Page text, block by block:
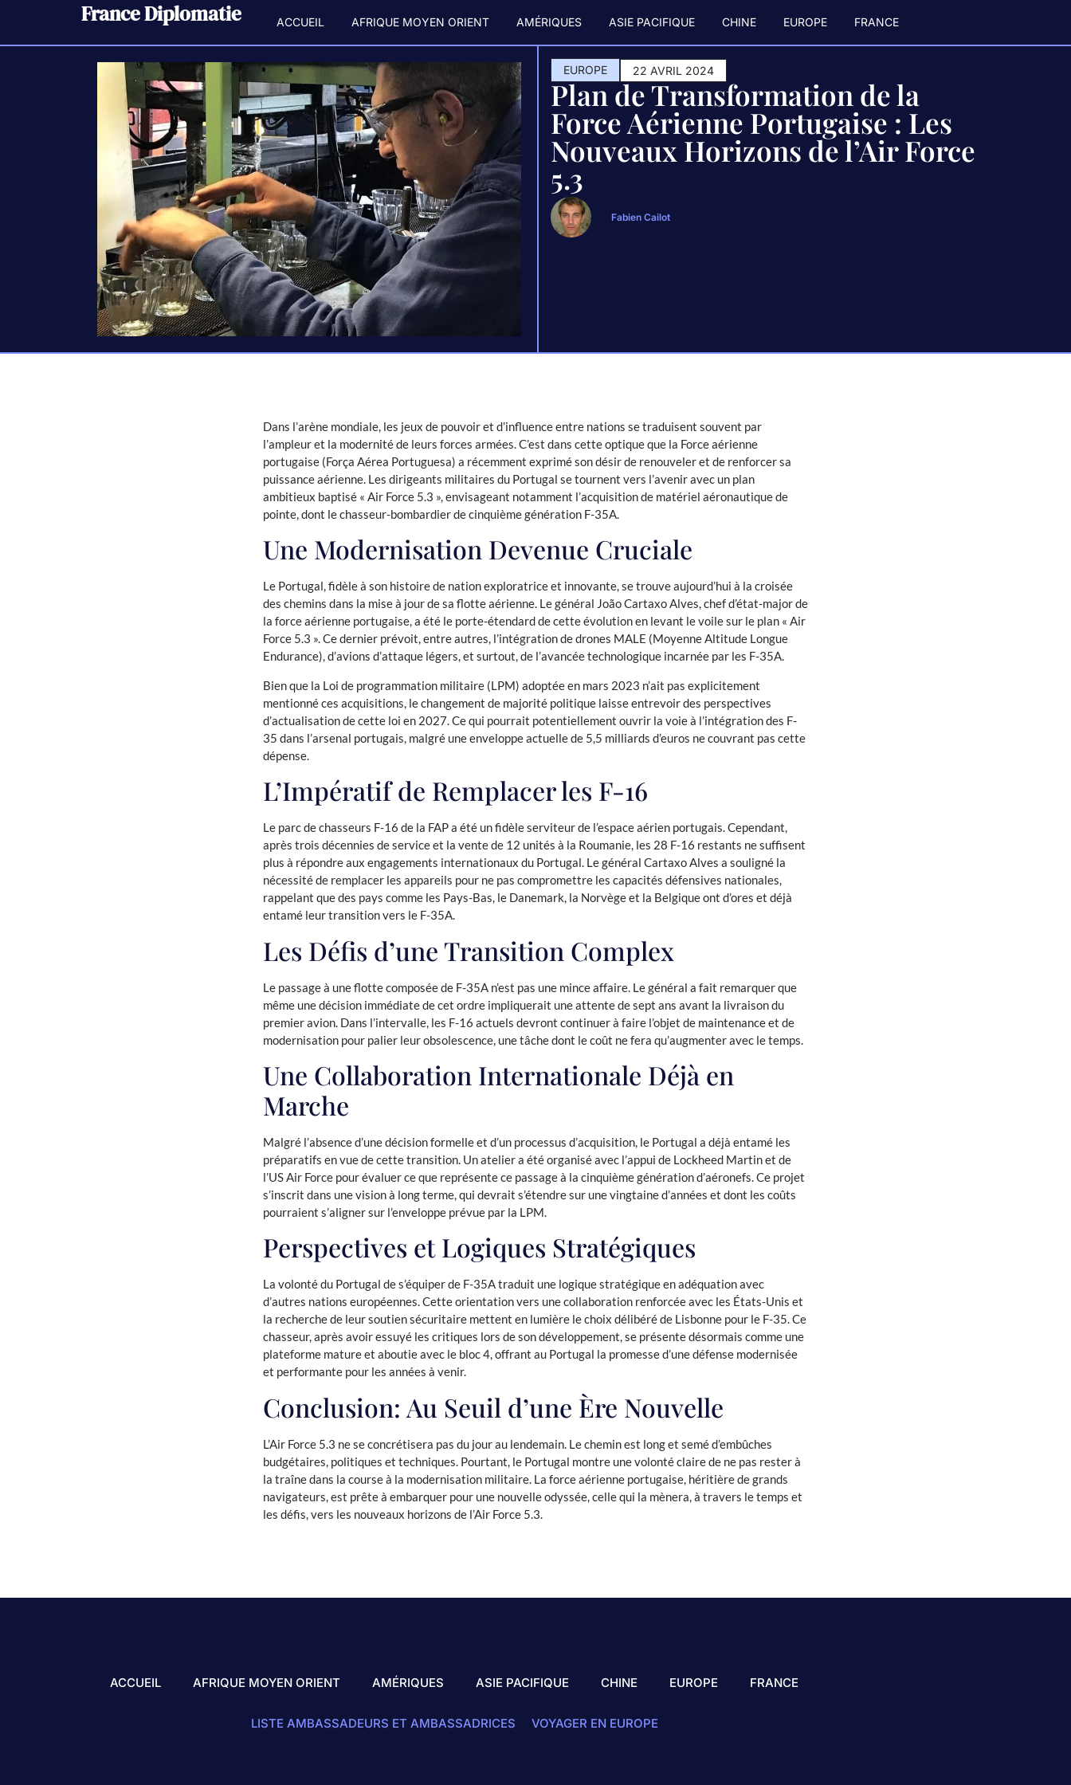
France Diplomatie ACCUEIL AFRIQUE MOYEN ORIENT AMÉRIQUES ASIE PACIFIQUE CHINE EUROPE FRANCE
EUROPE 22 AVRIL 2024
Plan de Transformation de la
Force Aérienne Portugaise : Les
Nouveaux Horizons de l’Air Force
5.3
Fabien Cailot
Dans l’arène mondiale, les jeux de pouvoir et d’influence entre nations se traduisent souvent par
l’ampleur et la modernité de leurs forces armées. C’est dans cette optique que la Force aérienne
portugaise (Força Aérea Portuguesa) a récemment exprimé son désir de renouveler et de renforcer sa
puissance aérienne. Les dirigeants militaires du Portugal se tournent vers l’avenir avec un plan
ambitieux baptisé « Air Force 5.3 », envisageant notamment l’acquisition de matériel aéronautique de
pointe, dont le chasseur-bombardier de cinquième génération F-35A.
Une Modernisation Devenue Cruciale
Le Portugal, fidèle à son histoire de nation exploratrice et innovante, se trouve aujourd’hui à la croisée
des chemins dans la mise à jour de sa flotte aérienne. Le général João Cartaxo Alves, chef d’état-major de
la force aérienne portugaise, a été le porte-étendard de cette évolution en levant le voile sur le plan « Air
Force 5.3 ». Ce dernier prévoit, entre autres, l’intégration de drones MALE (Moyenne Altitude Longue
Endurance), d’avions d’attaque légers, et surtout, de l’avancée technologique incarnée par les F-35A.
Bien que la Loi de programmation militaire (LPM) adoptée en mars 2023 n’ait pas explicitement
mentionné ces acquisitions, le changement de majorité politique laisse entrevoir des perspectives
d’actualisation de cette loi en 2027. Ce qui pourrait potentiellement ouvrir la voie à l’intégration des F-
35 dans l’arsenal portugais, malgré une enveloppe actuelle de 5,5 milliards d’euros ne couvrant pas cette
dépense.
L’Impératif de Remplacer les F-16
Le parc de chasseurs F-16 de la FAP a été un fidèle serviteur de l’espace aérien portugais. Cependant,
après trois décennies de service et la vente de 12 unités à la Roumanie, les 28 F-16 restants ne suffisent
plus à répondre aux engagements internationaux du Portugal. Le général Cartaxo Alves a souligné la
nécessité de remplacer les appareils pour ne pas compromettre les capacités défensives nationales,
rappelant que des pays comme les Pays-Bas, le Danemark, la Norvège et la Belgique ont d’ores et déjà
entamé leur transition vers le F-35A.
Les Défis d’une Transition Complex
Le passage à une flotte composée de F-35A n’est pas une mince affaire. Le général a fait remarquer que
même une décision immédiate de cet ordre impliquerait une attente de sept ans avant la livraison du
premier avion. Dans l’intervalle, les F-16 actuels devront continuer à faire l’objet de maintenance et de
modernisation pour palier leur obsolescence, une tâche dont le coût ne fera qu’augmenter avec le temps.
Une Collaboration Internationale Déjà en
Marche
Malgré l’absence d’une décision formelle et d’un processus d’acquisition, le Portugal a déjà entamé les
préparatifs en vue de cette transition. Un atelier a été organisé avec l’appui de Lockheed Martin et de
l’US Air Force pour évaluer ce que représente ce passage à la cinquième génération d’aéronefs. Ce projet
s’inscrit dans une vision à long terme, qui devrait s’étendre sur une vingtaine d’années et dont les coûts
pourraient s’aligner sur l’enveloppe prévue par la LPM.
Perspectives et Logiques Stratégiques
La volonté du Portugal de s’équiper de F-35A traduit une logique stratégique en adéquation avec
d’autres nations européennes. Cette orientation vers une collaboration renforcée avec les États-Unis et
la recherche de leur soutien sécuritaire mettent en lumière le choix délibéré de Lisbonne pour le F-35. Ce
chasseur, après avoir essuyé les critiques lors de son développement, se présente désormais comme une
plateforme mature et aboutie avec le bloc 4, offrant au Portugal la promesse d’une défense modernisée
et performante pour les années à venir.
Conclusion: Au Seuil d’une Ère Nouvelle
L’Air Force 5.3 ne se concrétisera pas du jour au lendemain. Le chemin est long et semé d’embûches
budgétaires, politiques et techniques. Pourtant, le Portugal montre une volonté claire de ne pas rester à
la traîne dans la course à la modernisation militaire. La force aérienne portugaise, héritière de grands
navigateurs, est prête à embarquer pour une nouvelle odyssée, celle qui la mènera, à travers le temps et
les défis, vers les nouveaux horizons de l’Air Force 5.3.
ACCUEIL AFRIQUE MOYEN ORIENT AMÉRIQUES ASIE PACIFIQUE CHINE EUROPE FRANCE
LISTE AMBASSADEURS ET AMBASSADRICES VOYAGER EN EUROPE